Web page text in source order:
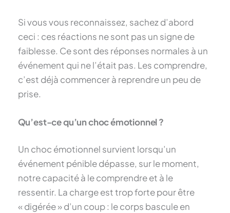
Si vous vous reconnaissez, sachez d’abord
ceci : ces réactions ne sont pas un signe de
faiblesse. Ce sont des réponses normales à un
événement qui ne l’était pas. Les comprendre,
c’est déjà commencer à reprendre un peu de
prise.
Qu’est-ce qu’un choc émotionnel ?
Un choc émotionnel survient lorsqu’un
événement pénible dépasse, sur le moment,
notre capacité à le comprendre et à le
ressentir. La charge est trop forte pour être
« digérée » d’un coup : le corps bascule en